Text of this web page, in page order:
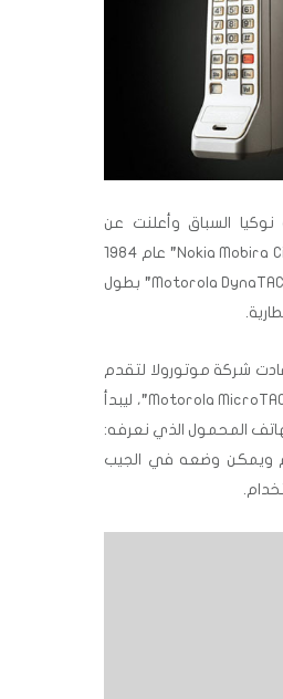
السباق وأعلنت عن
هاتفها “Nokia Mobira Cityman” عام 1984
والذي تميز عن “Motorola DynaTAC” بطول
عام 1989 عادت شركة موتورولا لتقدم
هاتفها الجديد “Motorola MicroTAC”، ليبدأ
المحمول الذي نعرفه:
ويمكن وضعه في الجيب